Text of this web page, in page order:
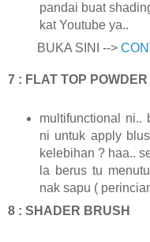
pandai buat
kat Youtube ya..
BUKA SINI -->
7 : FLAT TOP POWDER
multifunctional ni..
ni untuk apply
kelebihan ? haa..
la berus tu
nak sapu (
8 : SHADER BRUSH